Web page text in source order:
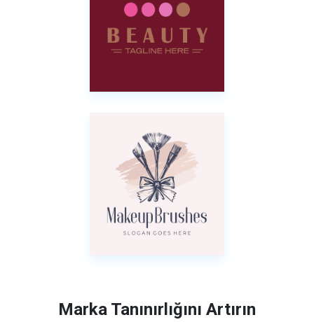
Marka Tanınırlığını Artırın